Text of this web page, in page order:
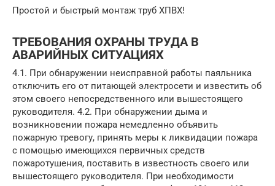
Простой и быстрый монтаж труб ХПВХ!
ТРЕБОВАНИЯ ОХРАНЫ ТРУДА В
АВАРИЙНЫХ СИТУАЦИЯХ
4.1. При обнаружении неисправной работы паяльника
отключить его от питающей электросети и известить об
этом своего непосредственного или вышестоящего
руководителя. 4.2. При обнаружении дыма и
возникновении пожара немедленно объявить
пожарную тревогу, принять меры к ликвидации пожара
с помощью имеющихся первичных средств
пожаротушения, поставить в известность своего или
вышестоящего руководителя. При необходимости